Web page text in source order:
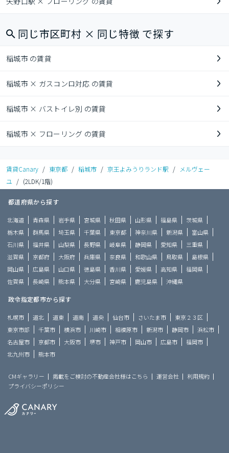
同じ市区町村 × 同じ特徴 で探す
稲城市 の賃貸
稲城市 × ガスコンロ対応 の賃貸
稲城市 × バストイレ別 の賃貸
稲城市 × フローリング の賃貸
賃貸Canary / 東京都 / 稲城市 / 京王よみうりランド駅 /
メルヴェー
ユ / (2LDK/1階)
都道府県から探す
北海道 青森県 岩手県 宮城県 秋田県 山形県 福島県
茨城県
栃木県
群馬県 埼玉県 千葉県 東京都 神奈川県 新潟県
富山県
石川県
福井県 山梨県 長野県 岐阜県 静岡県 愛知県
三重県
滋賀県
京都府 大阪府 兵庫県 奈良県 和歌山県 鳥取県
島根県
岡山県
広島県 山口県 徳島県 香川県 愛媛県 高知県
福岡県
佐賀県
長崎県 熊本県 大分県 宮崎県 鹿児島県 沖縄県
政令指定都市から探す
札幌市 道北 道東 道南 道央 仙台市 さいたま市
東京２３区
東京市部
千葉市 横浜市 川崎市 相模原市 新潟市 静岡市
浜松市
名古屋市
京都市 大阪市 堺市 神戸市 岡山市 広島市
福岡市
北九州市
熊本市
CMギャラリー 掲載をご検討の不動産会社様はこちら 運営会社
利用規約
プライバシーポリシー